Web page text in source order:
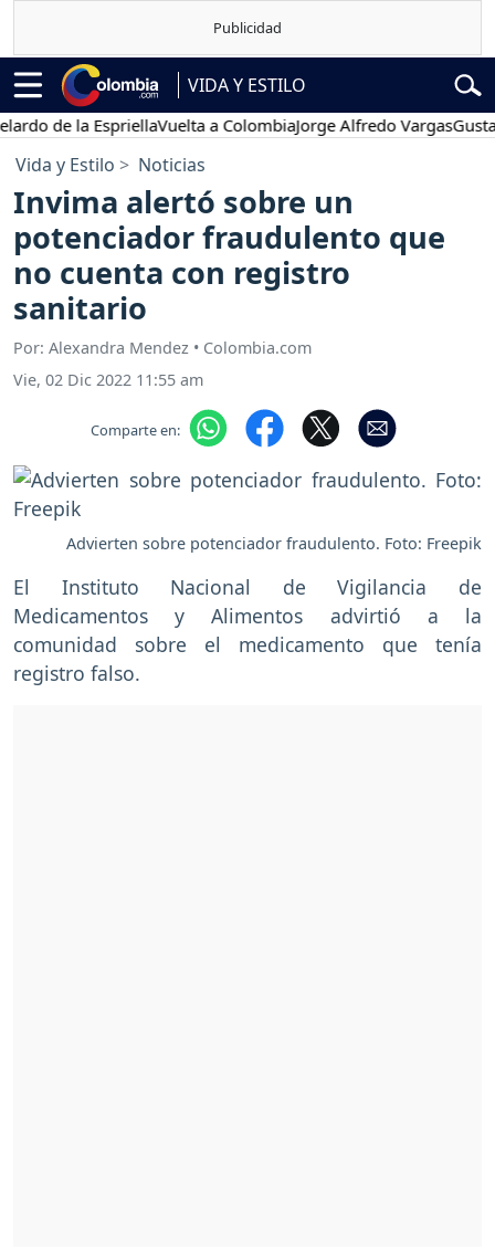
VIDA Y ESTILO
de la EspriellaVuelta a ColombiaJorge Alfredo VargasGustavo
Vida y Estilo Noticias
Invima alertó sobre un
potenciador fraudulento que
no cuenta con registro
sanitario
Por: Alexandra Mendez • Colombia.com
Vie, 02 Dic 2022 11:55 am
Comparte en:
Advierten sobre potenciador fraudulento. Foto: Freepik
El Instituto Nacional de Vigilancia de
Medicamentos y Alimentos advirtió a la
comunidad sobre el medicamento que tenía
registro falso.